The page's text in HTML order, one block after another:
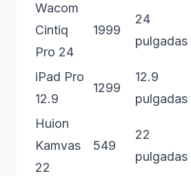
Wacom
Cintiq
Pro 24
1999
24
pulgadas
iPad Pro
12.9
1299
12.9
pulgadas
Huion
Kamvas
22
549
22
pulgadas